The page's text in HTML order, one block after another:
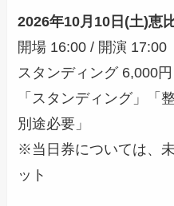
2026年10月10日(土)恵
開場 16:00 / 開演 17:00
スタンディング 6,000円
「スタンディング」「
別途必要」
※当日券については、
ット